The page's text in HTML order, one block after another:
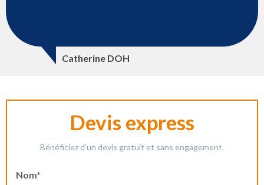
Catherine DOH
Devis express
Bénéficiez d’un devis gratuit et sans engagement.
Nom*